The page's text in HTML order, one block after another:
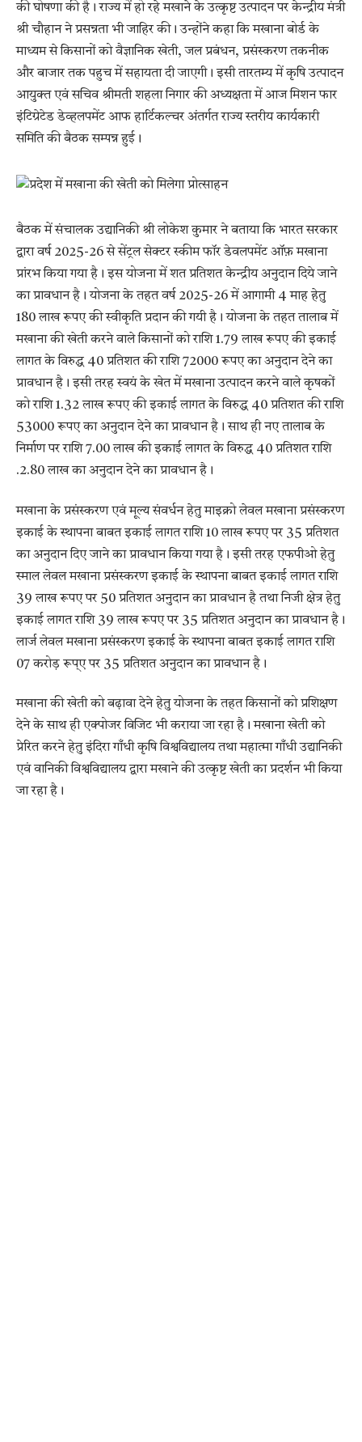
की घोषणा की है। राज्य में हो रहे मखाने के उत्कृष्ट उत्पादन पर केन्द्रीय मंत्री
श्री चौहान ने प्रसन्नता भी जाहिर की। उन्होंने कहा कि मखाना बोर्ड के
माध्यम से किसानों को वैज्ञानिक खेती, जल प्रबंधन, प्रसंस्करण तकनीक
और बाजार तक पहुच में सहायता दी जाएगी। इसी तारतम्य में कृषि उत्पादन
आयुक्त एवं सचिव श्रीमती शहला निगार की अध्यक्षता में आज मिशन फार
इंटिग्रेटेड डेव्हलपमेंट आफ हार्टिकल्चर अंतर्गत राज्य स्तरीय कार्यकारी
समिति की बैठक सम्पन्न हुई।
बैठक में संचालक उद्यानिकी श्री लोकेश कुमार ने बताया कि भारत सरकार
द्वारा वर्ष 2025-26 से सेंट्रल सेक्टर स्कीम फॉर डेवलपमेंट ऑफ़ मखाना
प्रांरभ किया गया है। इस योजना में शत प्रतिशत केन्द्रीय अनुदान दिये जाने
का प्रावधान है। योजना के तहत वर्ष 2025-26 में आगामी 4 माह हेतु
180 लाख रूपए की स्वीकृति प्रदान की गयी है। योजना के तहत तालाब में
मखाना की खेती करने वाले किसानों को राशि 1.79 लाख रूपए की इकाई
लागत के विरुद्ध 40 प्रतिशत की राशि 72000 रूपए का अनुदान देने का
प्रावधान है। इसी तरह स्वयं के खेत में मखाना उत्पादन करने वाले कृषकों
को राशि 1.32 लाख रूपए की इकाई लागत के विरुद्ध 40 प्रतिशत की राशि
53000 रूपए का अनुदान देने का प्रावधान है। साथ ही नए तालाब के
निर्माण पर राशि 7.00 लाख की इकाई लागत के विरुद्ध 40 प्रतिशत राशि
.2.80 लाख का अनुदान देने का प्रावधान है।
मखाना के प्रसंस्करण एवं मूल्य संवर्धन हेतु माइक्रो लेवल मखाना प्रसंस्करण
इकाई के स्थापना बाबत इकाई लागत राशि 10 लाख रूपए पर 35 प्रतिशत
का अनुदान दिए जाने का प्रावधान किया गया है। इसी तरह एफपीओ हेतु
स्माल लेवल मखाना प्रसंस्करण इकाई के स्थापना बाबत इकाई लागत राशि
39 लाख रूपए पर 50 प्रतिशत अनुदान का प्रावधान है तथा निजी क्षेत्र हेतु
इकाई लागत राशि 39 लाख रूपए पर 35 प्रतिशत अनुदान का प्रावधान है।
लार्ज लेवल मखाना प्रसंस्करण इकाई के स्थापना बाबत इकाई लागत राशि
07 करोड़ रूप्ए पर 35 प्रतिशत अनुदान का प्रावधान है।
मखाना की खेती को बढ़ावा देने हेतु योजना के तहत किसानों को प्रशिक्षण
देने के साथ ही एक्पोजर विजिट भी कराया जा रहा है। मखाना खेती को
प्रेरित करने हेतु इंदिरा गाँधी कृषि विश्वविद्यालय तथा महात्मा गाँधी उद्यानिकी
एवं वानिकी विश्वविद्यालय द्वारा मखाने की उत्कृष्ट खेती का प्रदर्शन भी किया
जा रहा है।